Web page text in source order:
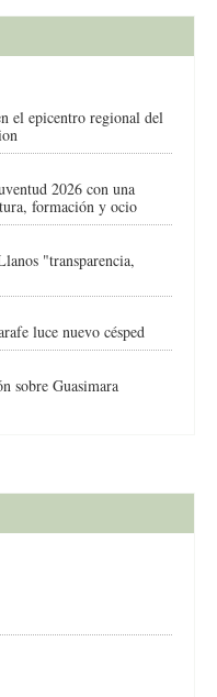
el epicentro regional del
2026 con una
formación y ocio
"transparencia,
luce nuevo césped
sobre Guasimara